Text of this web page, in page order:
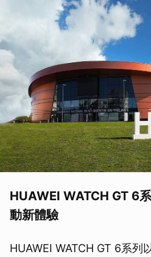
HUAWEI WATCH GT 6
動新體驗
HUAWEI WATCH GT 6系列